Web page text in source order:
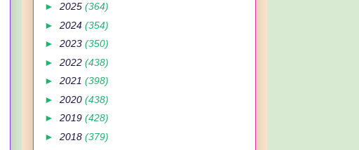
► 2025 (364)
► 2024 (354)
► 2023 (350)
► 2022 (438)
► 2021 (398)
► 2020 (438)
► 2019 (428)
► 2018 (379)